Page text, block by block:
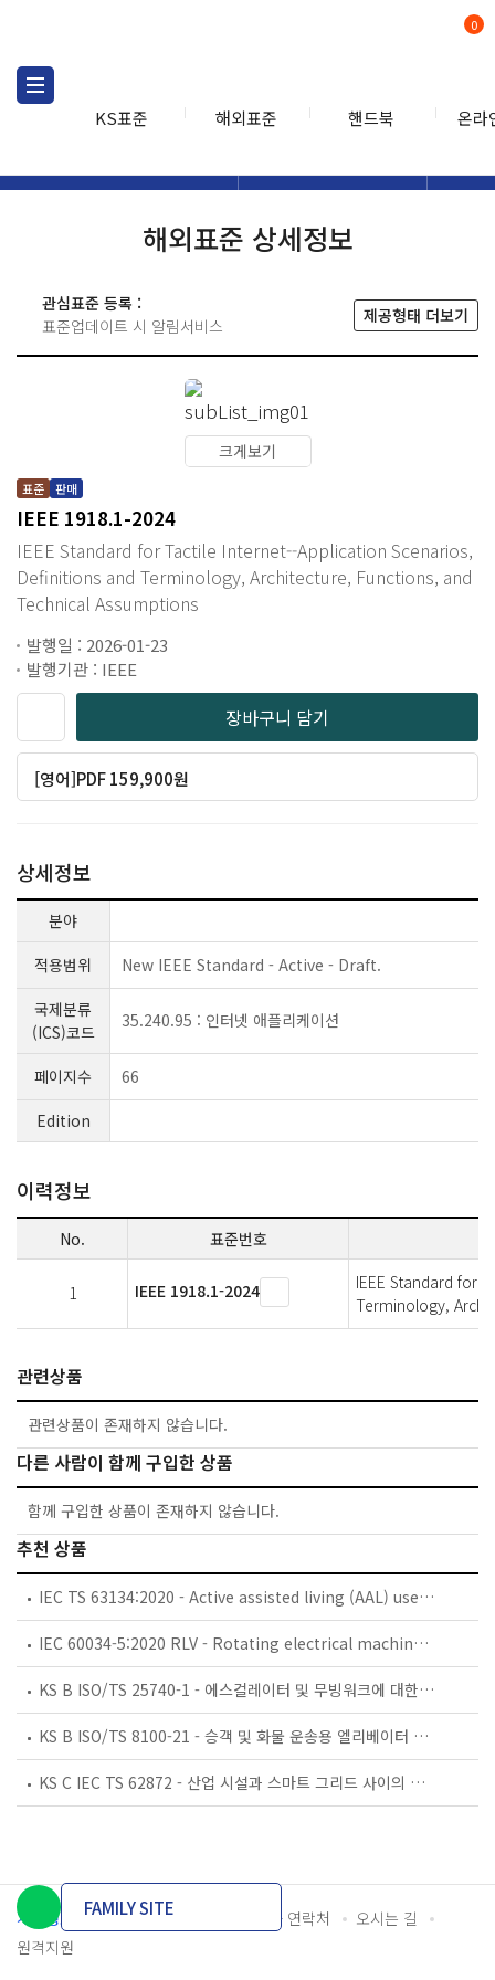
KS표준 해외표준 핸드북 온라
0
해외표준 상세정보
관심표준 등록 :
표준업데이트 시 알림서비스
제공형태 더보기
크게보기
표준 판매
IEEE 1918.1-2024
IEEE Standard for Tactile Internet--Application Scenarios,
Definitions and Terminology, Architecture, Functions, and
Technical Assumptions
발행일 : 2026-01-23
발행기관 : IEEE
장바구니 담기
[영어]PDF 159,900원
상세정보
분야
적용범위
New IEEE Standard - Active - Draft.
국제분류
(ICS)코드
35.240.95 : 인터넷 애플리케이션
페이지수
66
Edition
이력정보
No. 표준번호
1 IEEE 1918.1-2024
IEEE Standard for
Terminology,
관련상품
관련상품이 존재하지 않습니다.
다른 사람이 함께 구입한 상품
함께 구입한 상품이 존재하지 않습니다.
추천 상품
IEC TS 63134:2020 - Active assisted living (AAL) use cases
IEC 60034-5:2020 RLV - Rotating electrical machines - Part 5: Degrees of protection provided by the integral design of rotating electrical machines (IP code) - Classification
KS B ISO/TS 25740-1 - 에스컬레이터 및 무빙워크에 대한 안전요건 — 제1부: 세계공통 필수 안전요건(GESRs)
KS B ISO/TS 8100-21 - 승객 및 화물 운송용 엘리베이터 —제21부: 세계공통 필수안전요건(GESRs)을 충족하는 세계공통 안전 파라미터(GSPs)
KS C IEC TS 62872 - 산업 시설과 스마트 그리드 사이의 산업 공정 측정, 제어 및 자동화 시스템 인터페이스
개인정보처리방침 이용약관 담당자 연락처
오시는 길
원격지원
FAMILY SITE